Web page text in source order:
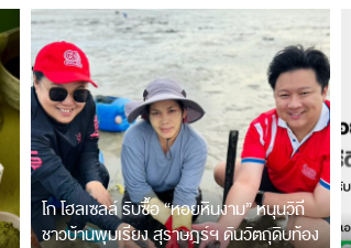
โก โฮลเซลล์ รับซื้อ “หอยหินงาม” หนุนวิถี
ชาวบ้านพุมเรียง สุราษฎร์ฯ ดันวัตถุดิบท้อง